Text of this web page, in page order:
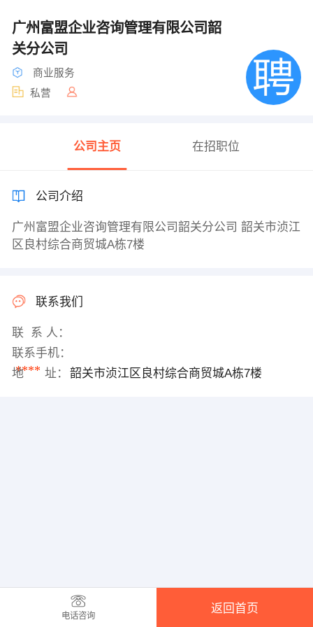
广州富盟企业咨询管理有限公司韶
关分公司
商业服务
私营
公司主页 在招职位
公司介绍
广州富盟企业咨询管理有限公司韶关分公司 韶关市浈江
区良村综合商贸城A栋7楼
联系我们
联 系 人：
联系手机：
****
地 址： 韶关市浈江区良村综合商贸城A栋7楼
电话咨询
返回首页